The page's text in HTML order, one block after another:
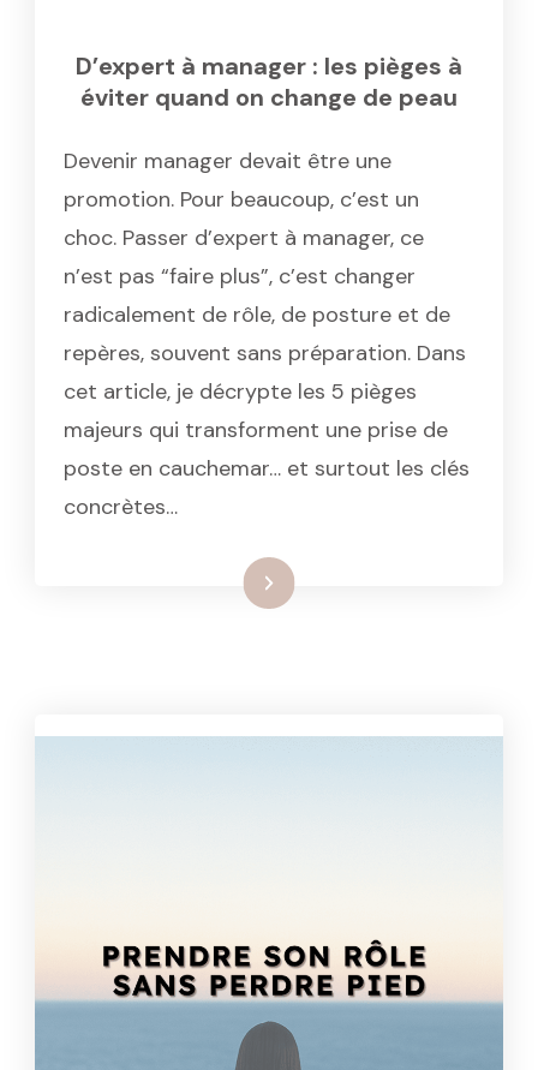
D’expert à manager : les pièges à
éviter quand on change de peau
Devenir manager devait être une
promotion. Pour beaucoup, c’est un
choc. Passer d’expert à manager, ce
n’est pas “faire plus”, c’est changer
radicalement de rôle, de posture et de
repères, souvent sans préparation. Dans
cet article, je décrypte les 5 pièges
majeurs qui transforment une prise de
poste en cauchemar… et surtout les clés
concrètes…
Lire la suite: D’expert à manager : les